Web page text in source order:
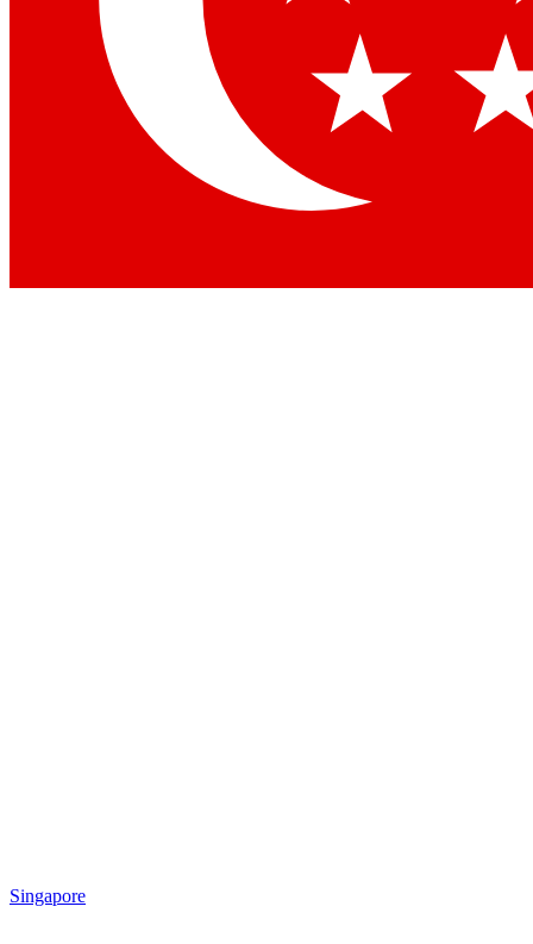
Singapore